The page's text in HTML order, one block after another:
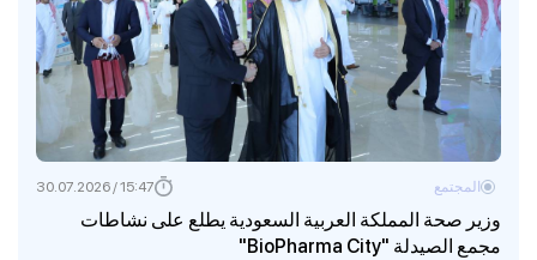
وزير صحة المملكة العربية السعودية يطلع على نشاطات
مجمع الصيدلة "BioPharma City"
المجتمع 15:47 / 30.07.2026